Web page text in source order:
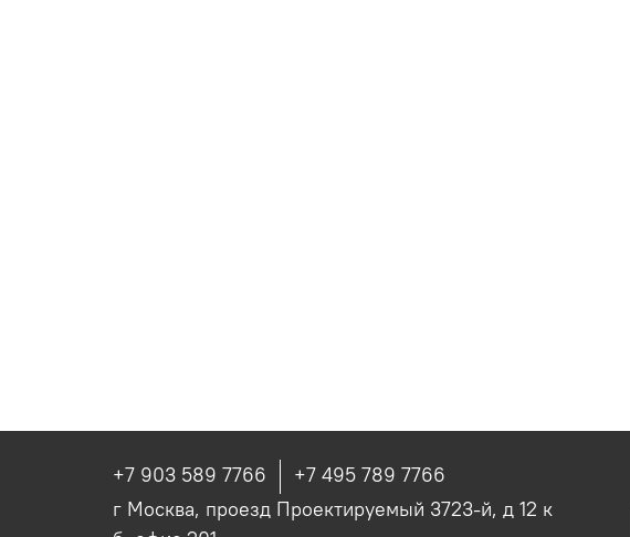
+7 903 589 7766
+7 495 789 7766
г Москва, проезд Проектируемый 3723-й, д 12 к